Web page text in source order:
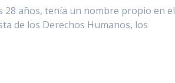
años, tenía un nombre propio en el
de los Derechos Humanos, los